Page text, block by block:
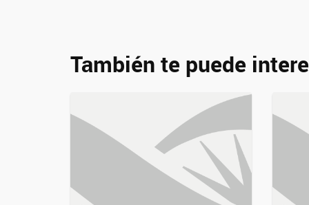
También te puede